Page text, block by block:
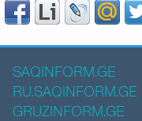
SAQINFORM.GE
RU.SAQINFORM.GE
GRUZINFORM.GE